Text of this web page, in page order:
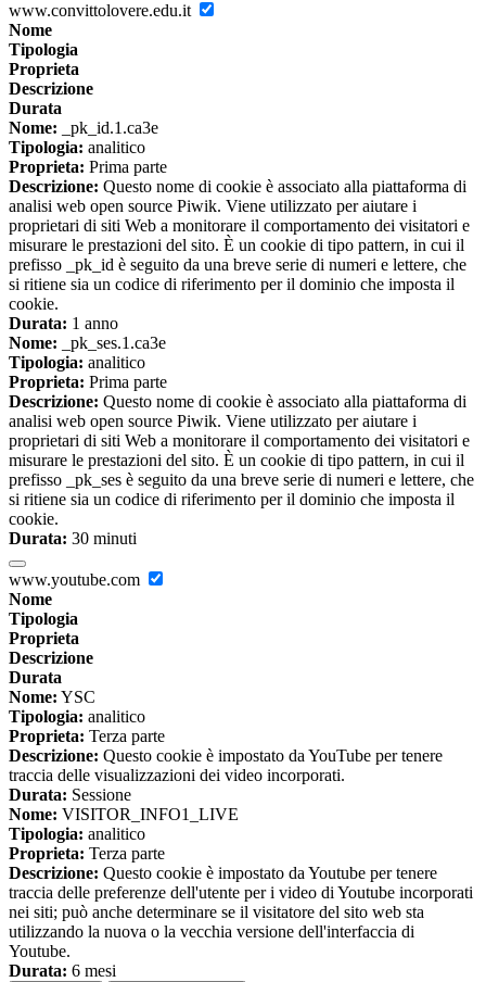
www.convittolovere.edu.it
Nome
Tipologia
Proprieta
Descrizione
Durata
Nome: _pk_id.1.ca3e
Tipologia: analitico
Proprieta: Prima parte
Descrizione: Questo nome di cookie è associato alla piattaforma di
analisi web open source Piwik. Viene utilizzato per aiutare i
proprietari di siti Web a monitorare il comportamento dei visitatori e
misurare le prestazioni del sito. È un cookie di tipo pattern, in cui il
prefisso _pk_id è seguito da una breve serie di numeri e lettere, che
si ritiene sia un codice di riferimento per il dominio che imposta il
cookie.
Durata: 1 anno
Nome: _pk_ses.1.ca3e
Tipologia: analitico
Proprieta: Prima parte
Descrizione: Questo nome di cookie è associato alla piattaforma di
analisi web open source Piwik. Viene utilizzato per aiutare i
proprietari di siti Web a monitorare il comportamento dei visitatori e
misurare le prestazioni del sito. È un cookie di tipo pattern, in cui il
prefisso _pk_ses è seguito da una breve serie di numeri e lettere, che
si ritiene sia un codice di riferimento per il dominio che imposta il
cookie.
Durata: 30 minuti
www.youtube.com
Nome
Tipologia
Proprieta
Descrizione
Durata
Nome: YSC
Tipologia: analitico
Proprieta: Terza parte
Descrizione: Questo cookie è impostato da YouTube per tenere
traccia delle visualizzazioni dei video incorporati.
Durata: Sessione
Nome: VISITOR_INFO1_LIVE
Tipologia: analitico
Proprieta: Terza parte
Descrizione: Questo cookie è impostato da Youtube per tenere
traccia delle preferenze dell'utente per i video di Youtube incorporati
nei siti; può anche determinare se il visitatore del sito web sta
utilizzando la nuova o la vecchia versione dell'interfaccia di
Youtube.
Durata: 6 mesi